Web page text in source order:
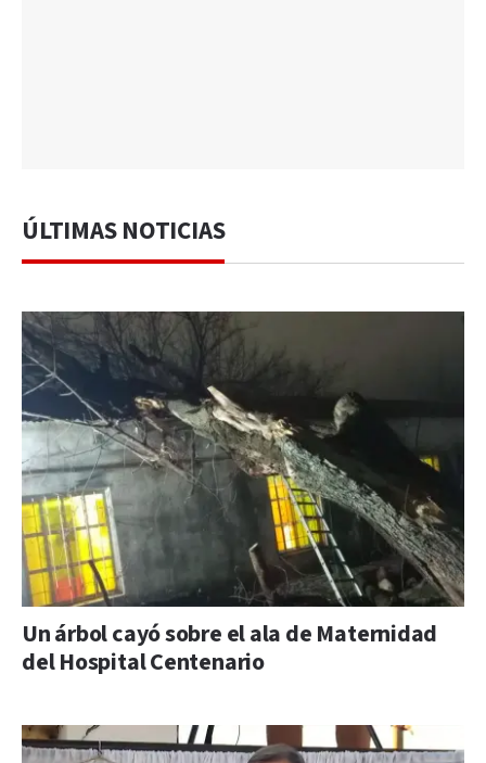
ÚLTIMAS NOTICIAS
Un árbol cayó sobre el ala de Maternidad
del Hospital Centenario